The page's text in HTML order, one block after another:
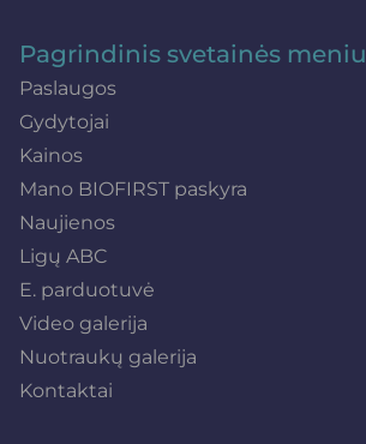
Pagrindinis svetainės meniu
Paslaugos
Gydytojai
Kainos
Mano BIOFIRST paskyra
Naujienos
Ligų ABC
E. parduotuvė
Video galerija
Nuotraukų galerija
Kontaktai